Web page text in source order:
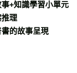
+知識學習小單元
理
的故事呈現